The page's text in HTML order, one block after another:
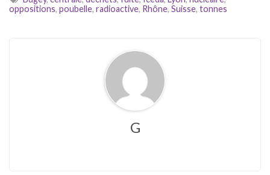
oppositions, poubelle, radioactive, Rhône, Suisse, tonnes
G